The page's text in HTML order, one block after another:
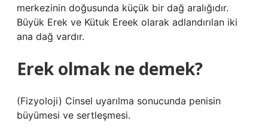
merkezinin doğusunda küçük bir dağ aralığıdır.
Büyük Erek ve Kütuk Ereek olarak adlandırılan iki
ana dağ vardır.
Erek olmak ne demek?
(Fizyoloji) Cinsel uyarılma sonucunda penisin
büyümesi ve sertleşmesi.